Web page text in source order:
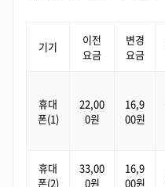
기기
이전
요금
변경
요금
휴대
폰(1)
22,00
0원
16,9
00원
휴대
폰(2)
33,00
0원
16,9
00원